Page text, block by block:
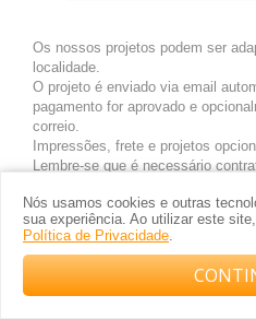
Nós usamos cookies e outras
sua experiência. Ao utilizar este
Política de Privacidade.
Os nossos projetos podem ser
localidade.
O projeto é enviado via email
pagamento for aprovado e
correio.
Impressões, frete e projetos
Lembre-se que é necessário
Compre com o